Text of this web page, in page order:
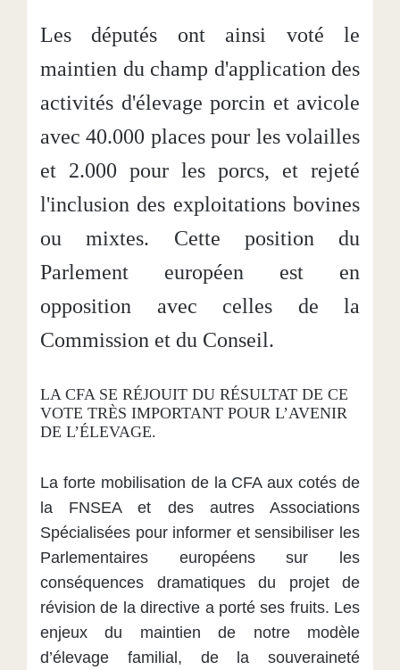
Les députés ont ainsi voté le
maintien du champ d'application des
activités d'élevage porcin et avicole
avec 40.000 places pour les volailles
et 2.000 pour les porcs, et rejeté
l'inclusion des exploitations bovines
ou mixtes. Cette position du
Parlement européen est en
opposition avec celles de la
Commission et du Conseil.
LA CFA SE RÉJOUIT DU RÉSULTAT DE CE
VOTE TRÈS IMPORTANT POUR L’AVENIR
DE L’ÉLEVAGE.
La forte mobilisation de la CFA aux cotés de
la FNSEA et des autres Associations
Spécialisées pour informer et sensibiliser les
Parlementaires européens sur les
conséquences dramatiques du projet de
révision de la directive a porté ses fruits. Les
enjeux du maintien de notre modèle
d’élevage familial, de la souveraineté